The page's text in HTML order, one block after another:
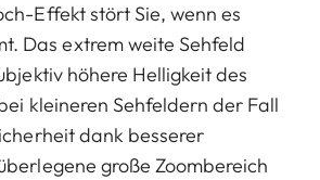
Effekt stört Sie, wenn es
Das extrem weite Sehfeld
höhere Helligkeit des
kleineren Sehfeldern der Fall
dank besserer
große Zoombereich